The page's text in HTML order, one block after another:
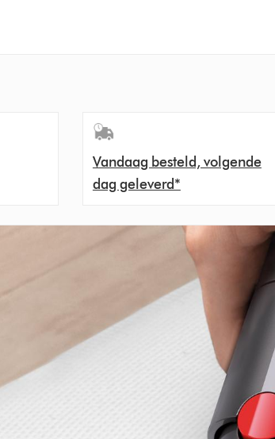
Vandaag besteld, volgende
dag geleverd*